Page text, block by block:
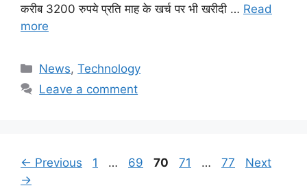
करीब 3200 रुपये प्रति माह के खर्च पर भी खरीदी … Read
more
Categories
News,Technology
Leave a comment
← Previous Page
1 … Page
69 Page
70 Page
71 … Page
77
Next
→